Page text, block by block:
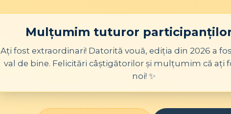
Mulțumim tuturor
Ați fost extraordinari! Datorită vouă, ediția din 2026 a
val de bine. Felicitări câștigătorilor și mulțumim că ați
noi! ✨